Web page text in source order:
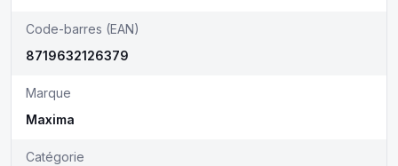
Code-barres (EAN)
8719632126379
Marque
Maxima
Catégorie